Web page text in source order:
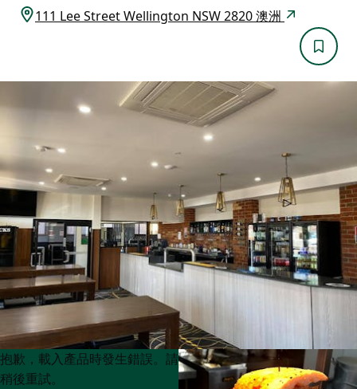
111 Lee Street Wellington NSW 2820 澳洲
Product
List
Product
List
抱歉，載入產品時發生錯誤。請
稍後重試。